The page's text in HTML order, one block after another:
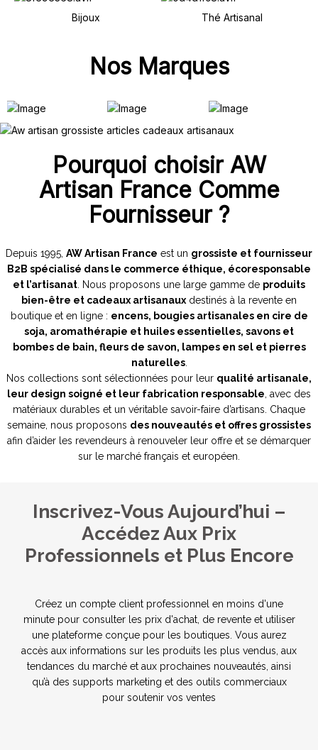
Bijoux Thé Artisanal
Nos Marques
Pourquoi choisir AW
Artisan France Comme
Fournisseur ?
Depuis 1995, AW Artisan France est un grossiste et fournisseur
B2B spécialisé dans le commerce éthique, écoresponsable
et l’artisanat . Nous proposons une large gamme de produits
bien-être et cadeaux artisanaux destinés à la revente en
boutique et en ligne : encens, bougies artisanales en cire de
soja, aromathérapie et huiles essentielles, savons et
bombes de bain, fleurs de savon, lampes en sel et pierres
naturelles.
Nos collections sont sélectionnées pour leur qualité artisanale,
leur design soigné et leur fabrication responsable , avec des
matériaux durables et un véritable savoir-faire d’artisans. Chaque
semaine, nous proposons des nouveautés et offres grossistes
afin d’aider les revendeurs à renouveler leur offre et se démarquer
sur le marché français et européen.
Inscrivez-Vous Aujourd’hui –
Accédez Aux Prix
Professionnels et Plus Encore
Créez un compte client professionnel en moins d'une
minute pour consulter les prix d'achat, de revente et utiliser
une plateforme conçue pour les boutiques. Vous aurez
accès aux informations sur les produits les plus vendus, aux
tendances du marché et aux prochaines nouveautés, ainsi
qu’à des supports marketing et des outils commerciaux
pour soutenir vos ventes